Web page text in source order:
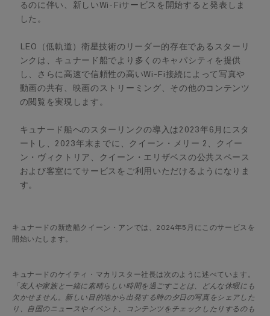
るのに伴い、新しいWi-Fiサービスを開始すると発表しま
した。
LEO（低軌道）衛星技術のリーダー的存在であるスターリ
ンクは、キュナード船でより多くのキャパシティを提供
し、さらに高速で信頼性の高いWi-Fi接続によって写真や
動画の共有、映画のストリーミング、その他のコンテンツ
の閲覧を実現します。
キュナード船へのスターリンクの導入は2023年6月にスタ
ートし、2023年末までに、クイーン・メリー 2、クイー
ン・ヴィクトリア、クイーン・エリザベスの公共スペース
および客室にてサービスをご利用いただけるようになりま
す。
キュナードの新造船クイーン・アンでは、2024年5月にこのサービスを
開始いたします。
キュナードのケイティ・マカリスター社長は次のように述べています。
「友人や家族と一緒に素晴らしい時間を過ごすことは、どんな休暇にも
欠かせません。新しい目的地から出発する時の夕日の写真をシェアした
り、自国のニュースやイベント、コンテンツをチェックしたりするのも